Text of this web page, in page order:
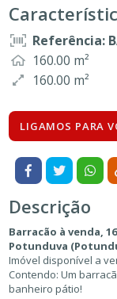
Referência:
160.00 m²
160.00 m²
LIGAMOS PARA
Descrição
Barracão à venda,
Potunduva
Imóvel disponível a
Contendo: Um
banheiro pátio!